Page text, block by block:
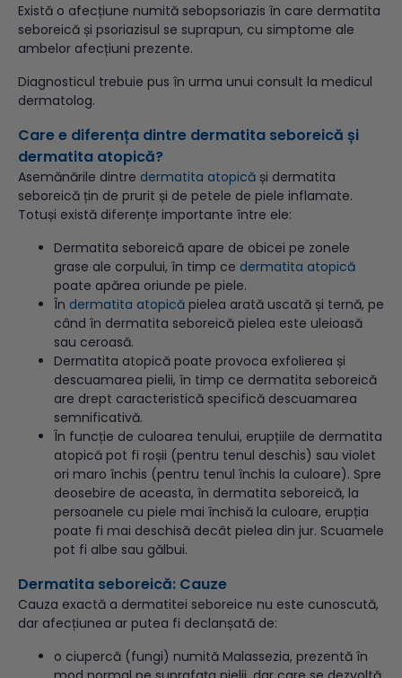
Există o afecțiune numită sebopsoriazis în care dermatita
seboreică și psoriazisul se suprapun, cu simptome ale
ambelor afecțiuni prezente.
Diagnosticul trebuie pus în urma unui consult la medicul
dermatolog.
Care e diferența dintre dermatita seboreică și
dermatita atopică?
Asemănările dintre dermatita atopică și dermatita
seboreică țin de prurit și de petele de piele inflamate.
Totuși există diferențe importante între ele:
Dermatita seboreică apare de obicei pe zonele
grase ale corpului, în timp ce dermatita atopică
poate apărea oriunde pe piele.
În dermatita atopică pielea arată uscată și ternă, pe
când în dermatita seboreică pielea este uleioasă
sau ceroasă.
Dermatita atopică poate provoca exfolierea și
descuamarea pielii, în timp ce dermatita seboreică
are drept caracteristică specifică descuamarea
semnificativă.
În funcție de culoarea tenului, erupțiile de dermatita
atopică pot fi roșii (pentru tenul deschis) sau violet
ori maro închis (pentru tenul închis la culoare). Spre
deosebire de aceasta, în dermatita seboreică, la
persoanele cu piele mai închisă la culoare, erupția
poate fi mai deschisă decât pielea din jur. Scuamele
pot fi albe sau gălbui.
Dermatita seboreică: Cauze
Cauza exactă a dermatitei seboreice nu este cunoscută,
dar afecțiunea ar putea fi declanșată de:
o ciupercă (fungi) numită Malassezia, prezentă în